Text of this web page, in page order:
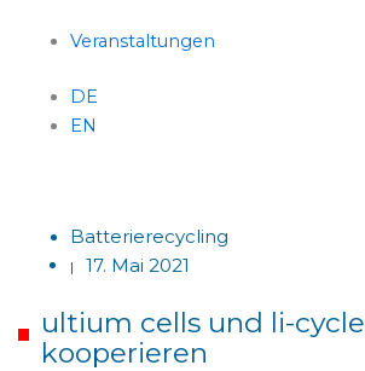
Veranstaltungen
DE
EN
Batterierecycling
| 17. Mai 2021
ultium cells und li-cycle
kooperieren